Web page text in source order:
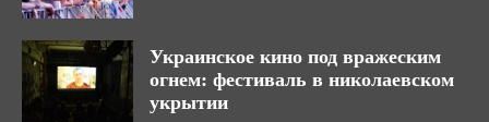
Украинское кино под вражеским
огнем: фестиваль в николаевском
укрытии